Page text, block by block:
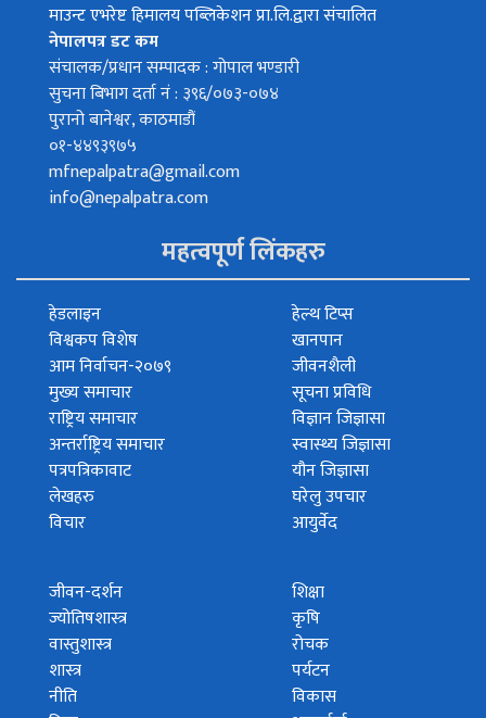
माउन्ट एभरेष्ट हिमालय पब्लिकेशन प्रा.लि.द्वारा संचालित
नेपालपत्र डट कम
संचालक/प्रधान सम्पादक : गोपाल भण्डारी
सुचना बिभाग दर्ता नं : ३९६/०७३-०७४
पुरानो बानेश्वर, काठमाडौं
०१-४४९३९७५
mfnepalpatra@gmail.com
info@nepalpatra.com
महत्वपूर्ण लिंकहरु
हेडलाइन
विश्वकप विशेष
आम निर्वाचन-२०७९
मुख्य समाचार
राष्ट्रिय समाचार
अन्तर्राष्ट्रिय समाचार
पत्रपत्रिकावाट
लेखहरु
विचार
हेल्थ टिप्स
खानपान
जीवनशैली
सूचना प्रविधि
विज्ञान जिज्ञासा
स्वास्थ्य जिज्ञासा
यौन जिज्ञासा
घरेलु उपचार
आयुर्वेद
जीवन-दर्शन
ज्योतिषशास्त्र
वास्तुशास्त्र
शास्त्र
नीति
शिक्षा
कृषि
रोचक
पर्यटन
विकास